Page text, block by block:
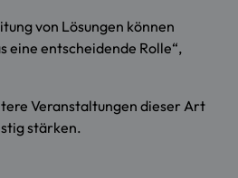
von Lösungen können
entscheidende Rolle“,
Veranstaltungen dieser Art
stärken.